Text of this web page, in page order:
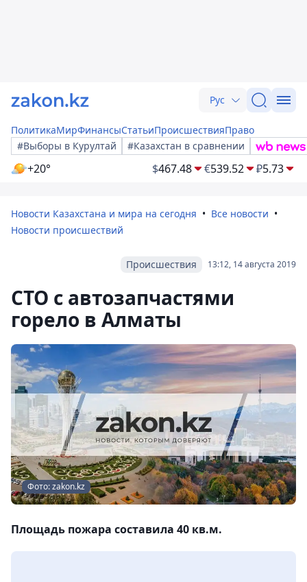
Рус
ПолитикаМирФинансыСтатьиПроисшествияПраво
#Выборы в Курултай
#Казахстан в сравнении
+20° $467.48 €539.52 ₽5.73
Новости Казахстана и мира на сегодня
Все новости
Новости происшествий
13:12, 14 августа 2019
Происшествия
СТО с автозапчастями
горело в Алматы
Фото: zakon.kz
Площадь пожара составила 40 кв.м.